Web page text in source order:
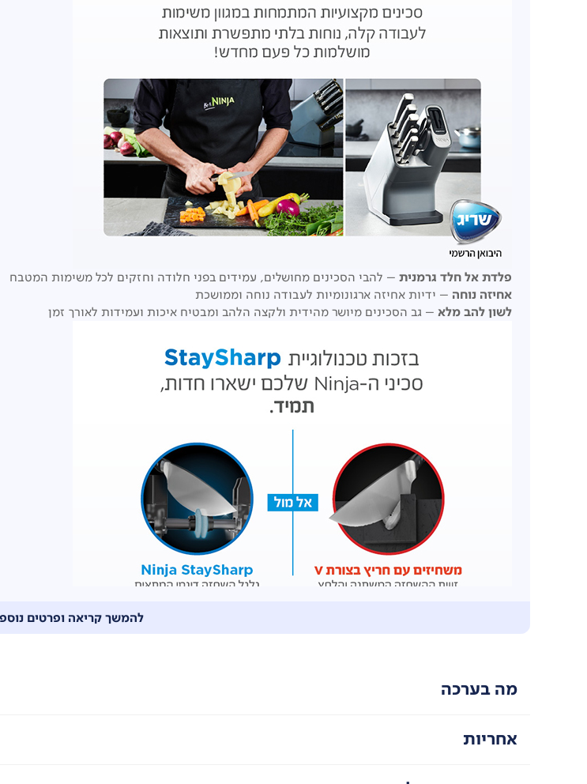
להמשך קריאה ופרטים
פלדת אל חלד גרמנית – להבי הסכינים מחושלים, עמידים בפני חלודה וחזקים לכל משימות המטבח
אחיזה נוחה – ידיות אחיזה ארגונומיות לעבודה נוחה וממושכת
לשון להב מלא – גב הסכינים מיושר מהידית ולקצה הלהב ומבטיח איכות ועמידות לאורך זמן
מה בערכה
אחריות